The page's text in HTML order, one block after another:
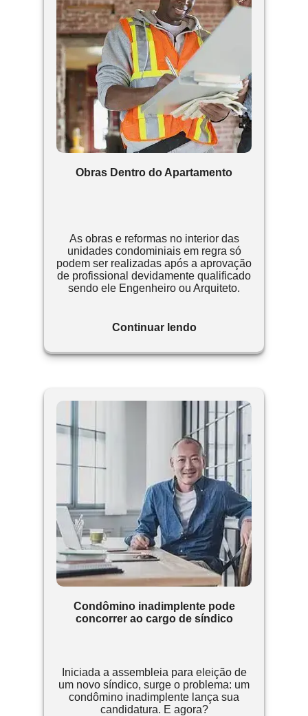
Obras Dentro do Apartamento
As obras e reformas no interior das
unidades condominiais em regra só
podem ser realizadas após a aprovação
de profissional devidamente qualificado
sendo ele Engenheiro ou Arquiteto.
Continuar lendo
Condômino inadimplente pode
concorrer ao cargo de síndico
Iniciada a assembleia para eleição de
um novo síndico, surge o problema: um
condômino inadimplente lança sua
candidatura. E agora?